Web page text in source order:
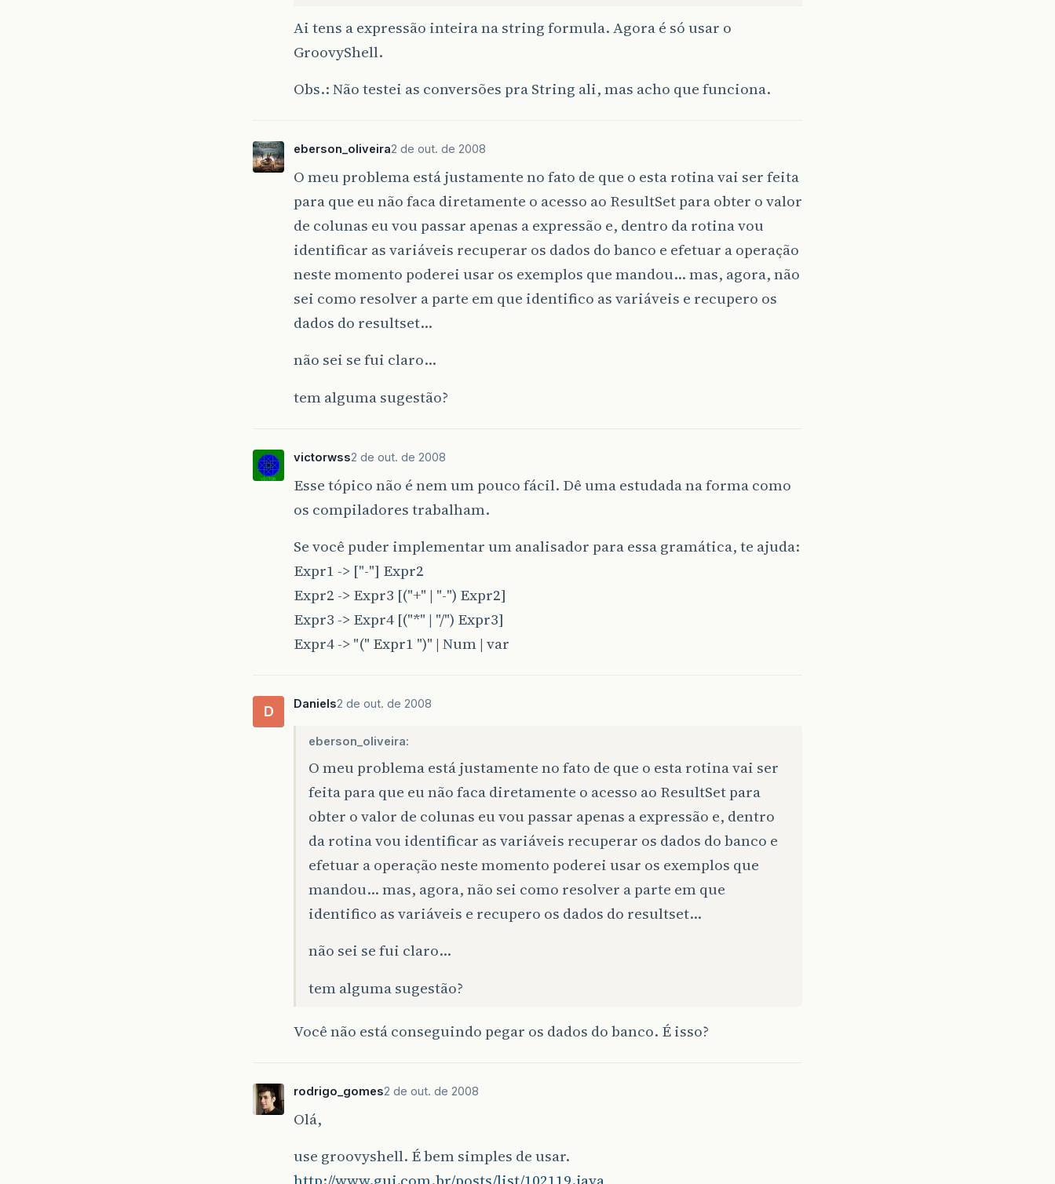
Ai tens a expressão inteira na string formula. Agora é só usar o
GroovyShell.
Obs.: Não testei as conversões pra String ali, mas acho que funciona.
eberson_oliveira2 de out. de 2008
O meu problema está justamente no fato de que o esta rotina vai ser feita
para que eu não faca diretamente o acesso ao ResultSet para obter o valor
de colunas eu vou passar apenas a expressão e, dentro da rotina vou
identificar as variáveis recuperar os dados do banco e efetuar a operação
neste momento poderei usar os exemplos que mandou… mas, agora, não
sei como resolver a parte em que identifico as variáveis e recupero os
dados do resultset…
não sei se fui claro…
tem alguma sugestão?
victorwss2 de out. de 2008
Esse tópico não é nem um pouco fácil. Dê uma estudada na forma como
os compiladores trabalham.
Se você puder implementar um analisador para essa gramática, te ajuda:
Expr1 -> ["-"] Expr2
Expr2 -> Expr3 [("+" | "-") Expr2]
Expr3 -> Expr4 [("*" | "/") Expr3]
Expr4 -> "(" Expr1 ")" | Num | var
D Daniels2 de out. de 2008
eberson_oliveira:
O meu problema está justamente no fato de que o esta rotina vai ser
feita para que eu não faca diretamente o acesso ao ResultSet para
obter o valor de colunas eu vou passar apenas a expressão e, dentro
da rotina vou identificar as variáveis recuperar os dados do banco e
efetuar a operação neste momento poderei usar os exemplos que
mandou… mas, agora, não sei como resolver a parte em que
identifico as variáveis e recupero os dados do resultset…
não sei se fui claro…
tem alguma sugestão?
Você não está conseguindo pegar os dados do banco. É isso?
rodrigo_gomes2 de out. de 2008
Olá,
use groovyshell. É bem simples de usar.